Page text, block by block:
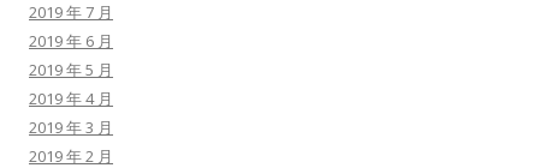
2019 年 7 月
2019 年 6 月
2019 年 5 月
2019 年 4 月
2019 年 3 月
2019 年 2 月